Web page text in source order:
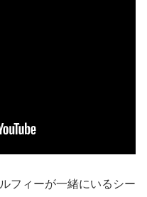
フィーが一緒にいるシー